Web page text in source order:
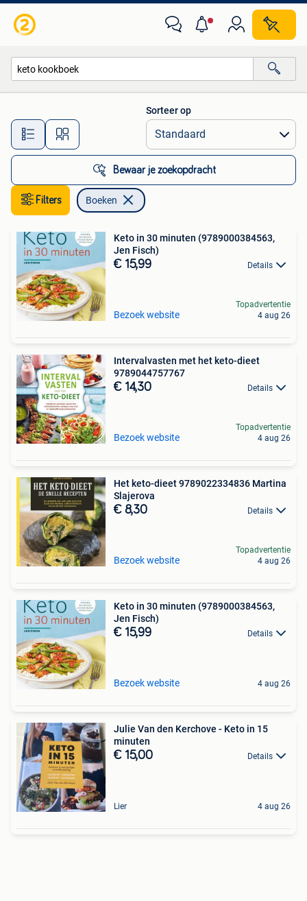
Alle afstanden…
Sorteer op
Bewaar je zoekopdracht
Filters Boeken
Keto in 30 minuten (9789000384563,
Jen Fisch)
€ 15,99 Details
Bezoek website
Topadvertentie
4 aug 26
Intervalvasten met het keto-dieet
9789044757767
€ 14,30 Details
Bezoek website
Topadvertentie
4 aug 26
Het keto-dieet 9789022334836 Martina
Slajerova
€ 8,30 Details
Bezoek website
Topadvertentie
4 aug 26
Keto in 30 minuten (9789000384563,
Jen Fisch)
€ 15,99 Details
Bezoek website 4 aug 26
Julie Van den Kerchove - Keto in 15
minuten
€ 15,00 Details
Lier 4 aug 26